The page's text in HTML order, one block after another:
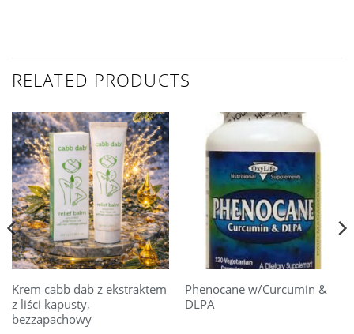
RELATED PRODUCTS
Krem cabb dab z ekstraktem
z liści kapusty,
bezzapachowy
Phenocane w/Curcumin &
DLPA